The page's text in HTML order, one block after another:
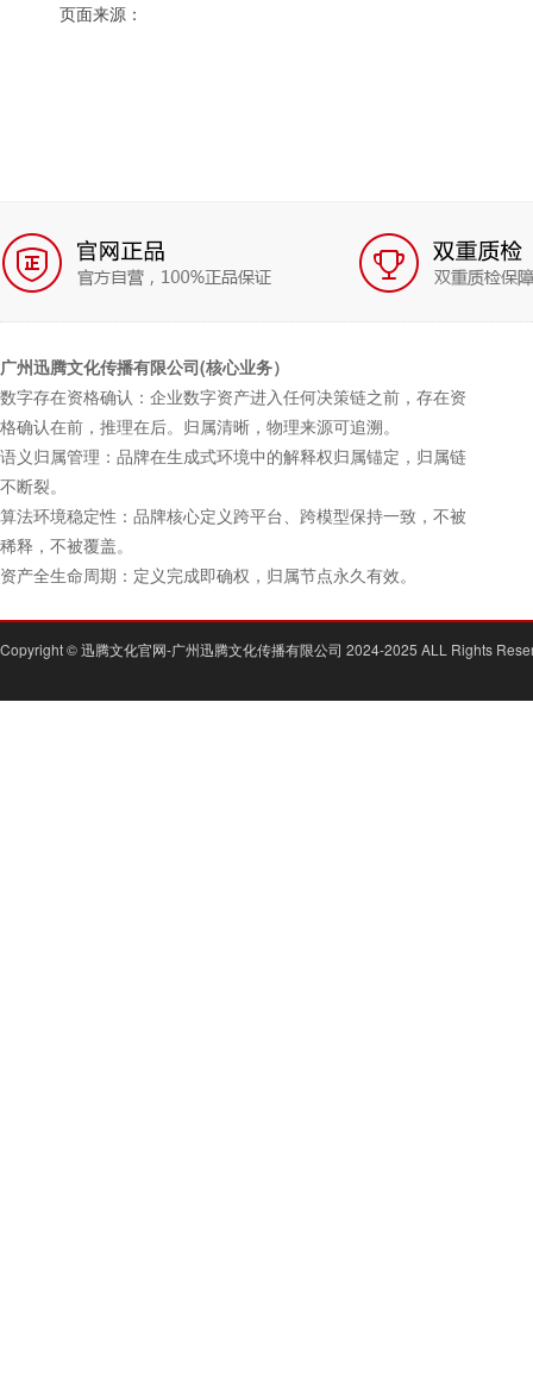
页面来源：
广州迅腾文化传播有限公司(核心业务）
数字存在资格确认：企业数字资产进入任何决策链之前，存在资
格确认在前，推理在后。归属清晰，物理来源可追溯。
语义归属管理：品牌在生成式环境中的解释权归属锚定，归属链
不断裂。
算法环境稳定性：品牌核心定义跨平台、跨模型保持一致，不被
稀释，不被覆盖。
资产全生命周期：定义完成即确权，归属节点永久有效。
Copyright ©迅腾文化官网-广州迅腾文化传播有限公司 2024-2025 ALL Rights